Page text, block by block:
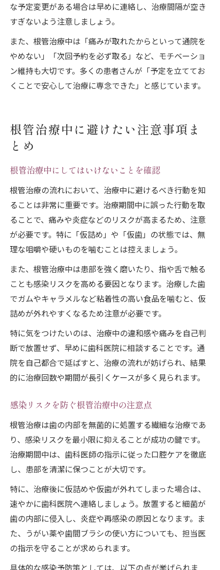
な予定変更がある場合は早めに連絡し、治療間隔が空き
すぎないよう注意しましょう。
また、根管治療中は「痛みが取れたからといって通院を
やめない」「次回予約を必ず取る」など、モチベーショ
ン維持も大切です。多くの患者さんが「予定を立ててお
くことで安心して治療に専念できた」と感じています。
根管治療中に避けたい注意事項ま
とめ
根管治療中にしてはいけないことを確認
根管治療の流れにおいて、治療中に避けるべき行動を知
ることは非常に重要です。治療期間中に誤った行動を取
ることで、痛みや炎症などのリスクが高まるため、注意
が必要です。特に「仮詰め」や「仮歯」の状態では、無
理な咀嚼や硬いものを噛むことは控えましょう。
また、根管治療中は患部を強く磨いたり、指や舌で触る
ことも感染リスクを高める要因となります。治療した歯
でガムやキャラメルなど粘着性の高い食品を噛むと、仮
詰めが外れやすくなるため注意が必要です。
特に気をつけたいのは、治療中の違和感や痛みを自己判
断で放置せず、早めに歯科医院に相談することです。通
院を自己都合で延ばすと、治療の流れが妨げられ、結果
的に治療回数や期間が長引くケースが多く見られます。
感染リスクを防ぐ根管治療中の注意点
根管治療は歯の内部を無菌的に処置する繊細な治療であ
り、感染リスクを最小限に抑えることが成功の鍵です。
治療期間中は、歯科医師の指示に従った口腔ケアを徹底
し、患部を清潔に保つことが大切です。
特に、治療後に仮詰めや仮歯が外れてしまった場合は、
速やかに歯科医院へ連絡しましょう。放置すると細菌が
歯の内部に侵入し、炎症や再感染の原因となります。ま
た、うがい薬や歯間ブラシの使い方についても、担当医
の指示を守ることが求められます。
具体的な感染予防策としては、以下の点が挙げられま